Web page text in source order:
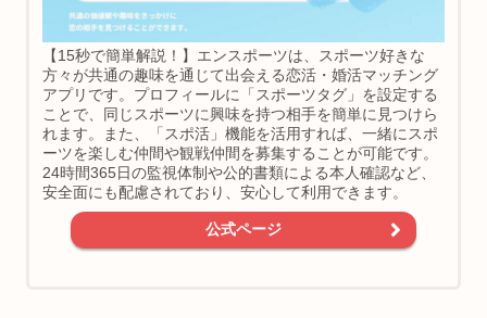
【15秒で簡単解説！】エンスポーツは、スポーツ好きな
方々が共通の趣味を通じて出会える恋活・婚活マッチング
アプリです。プロフィールに「スポーツタグ」を設定する
ことで、同じスポーツに興味を持つ相手を簡単に見つけら
れます。また、「スポ活」機能を活用すれば、一緒にスポ
ーツを楽しむ仲間や観戦仲間を募集することが可能です。
24時間365日の監視体制や公的書類による本人確認など、
安全面にも配慮されており、安心して利用できます。
公式ページ